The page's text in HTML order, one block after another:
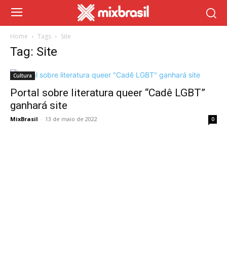
Home Tags Site
Tag: Site
Cultura
Portal sobre literatura queer “Cadê LGBT”
ganhará site
MixBrasil - 13 de maio de 2022 0